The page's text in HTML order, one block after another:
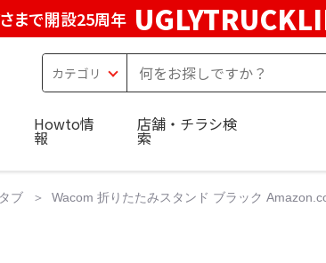
まで開設25周年
Howto情
報
店舗・チラシ検
索
ブ Wacom 折りたたみスタンド ブラック